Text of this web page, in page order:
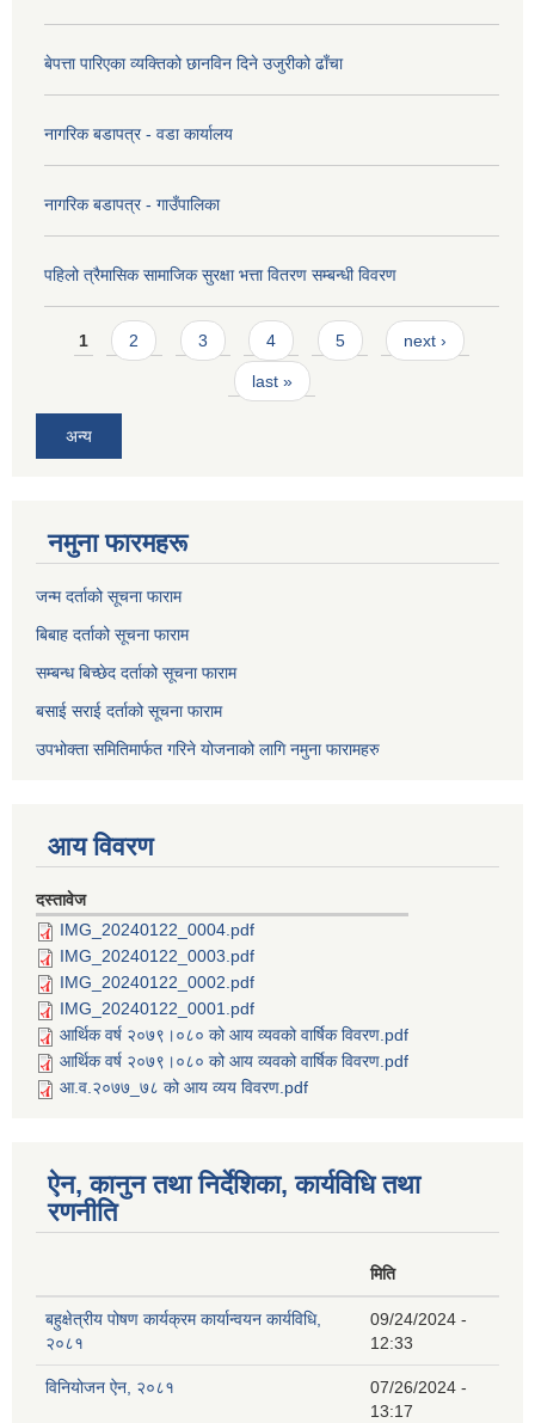
बेपत्ता पारिएका व्यक्तिको छानविन दिने उजुरीको ढाँचा
नागरिक बडापत्र - वडा कार्यालय
नागरिक बडापत्र - गाउँपालिका
पहिलो त्रैमासिक सामाजिक सुरक्षा भत्ता वितरण सम्बन्धी विवरण
Pages
1 2 3 4 5 next ›
last »
अन्य
नमुना फारमहरू
जन्म दर्ताको सूचना फाराम
बिबाह दर्ताको सूचना फाराम
सम्बन्ध बिच्छेद दर्ताको सूचना फाराम
बसाई सराई दर्ताको सूचना फाराम
उपभोक्ता समितिमार्फत गरिने योजनाको लागि नमुना फारामहरु
आय विवरण
दस्तावेज
IMG_20240122_0004.pdf
IMG_20240122_0003.pdf
IMG_20240122_0002.pdf
IMG_20240122_0001.pdf
आर्थिक वर्ष २०७९।०८० को आय व्यवको वार्षिक विवरण.pdf
आर्थिक वर्ष २०७९।०८० को आय व्यवको वार्षिक विवरण.pdf
आ.व.२०७७_७८ को आय व्यय विवरण.pdf
ऐन, कानुन तथा निर्देशिका, कार्यविधि तथा
रणनीति
मिति
बहुक्षेत्रीय पोषण कार्यक्रम कार्यान्वयन कार्यविधि,
२०८१
09/24/2024 -
12:33
विनियोजन ऐन, २०८१
07/26/2024 -
13:17